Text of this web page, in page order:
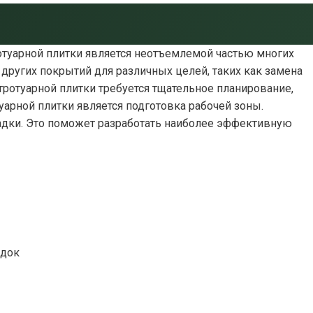
плитки является неотъемлемой частью многих
покрытий для различных целей, таких как замена
плитки требуется тщательное планирование,
плитки является подготовка рабочей зоны.
Это поможет разработать наиболее эффективную